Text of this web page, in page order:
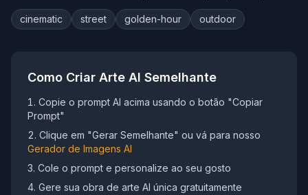
cinematic street golden-hour outdoor
Como Criar Arte AI Semelhante
Copie o prompt AI acima usando o botão "Copiar
Prompt"
Clique em "Gerar Semelhante" ou vá para nosso
Gerador de Imagens AI
Cole o prompt e personalize ao seu gosto
Gere sua obra de arte AI única gratuitamente